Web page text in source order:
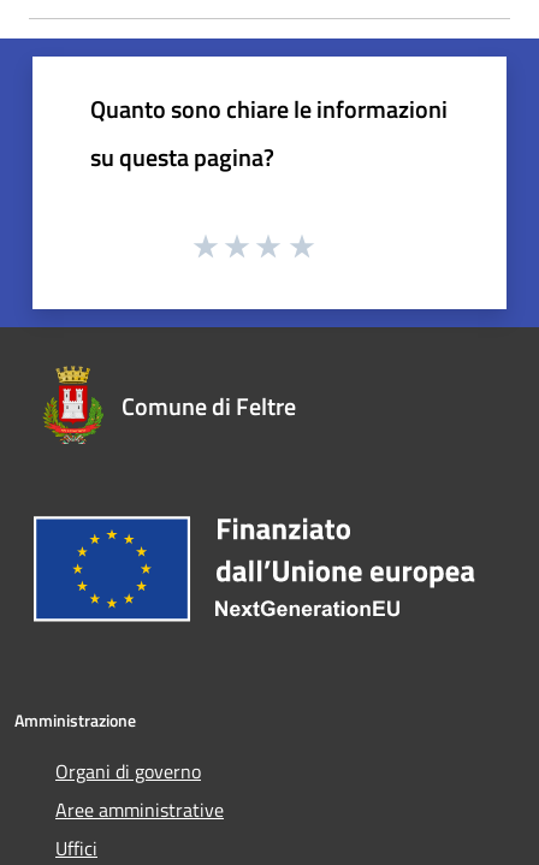
Quanto sono chiare le informazioni
su questa pagina?
Comune di Feltre
Amministrazione
Organi di governo
Aree amministrative
Uffici